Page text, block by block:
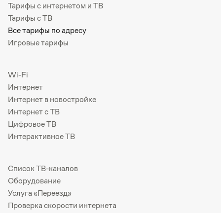
Тарифы с интернетом и ТВ
Тарифы с ТВ
Все тарифы по адресу
Игровые тарифы
Wi-Fi
Интернет
Интернет в новостройке
Интернет с ТВ
Цифровое ТВ
Интерактивное ТВ
Список ТВ-каналов
Оборудование
Услуга «Переезд»
Проверка скорости интернета